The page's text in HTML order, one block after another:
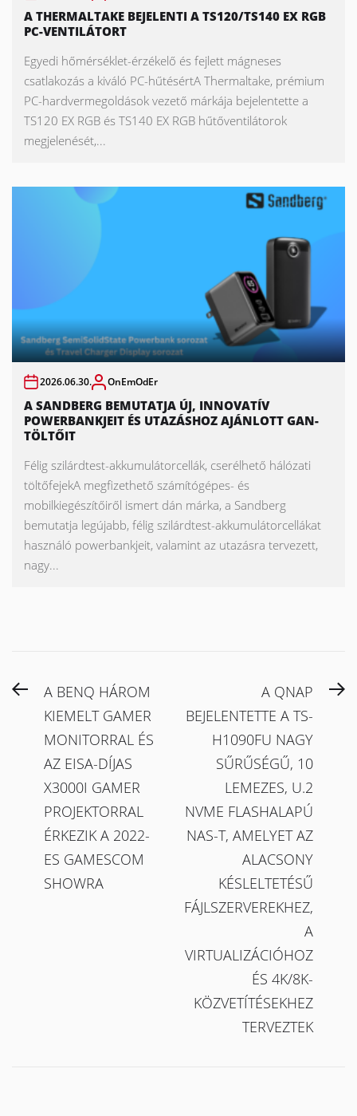
A THERMALTAKE BEJELENTI A TS120/TS140 EX RGB
PC-VENTILÁTORT
Egyedi hőmérséklet-érzékelő és fejlett mágneses
csatlakozás a kiváló PC-hűtésértA Thermaltake, prémium
PC-hardvermegoldások vezető márkája bejelentette a
TS120 EX RGB és TS140 EX RGB hűtőventilátorok
megjelenését,...
2026.06.30. OnEmOdEr
A SANDBERG BEMUTATJA ÚJ, INNOVATÍV
POWERBANKJEIT ÉS UTAZÁSHOZ AJÁNLOTT GAN-
TÖLTŐIT
Félig szilárdtest-akkumulátorcellák, cserélhető hálózati
töltőfejekA megfizethető számítógépes- és
mobilkiegészítőiről ismert dán márka, a Sandberg
bemutatja legújabb, félig szilárdtest-akkumulátorcellákat
használó powerbankjeit, valamint az utazásra tervezett,
nagy...
Bejegyzés
navigáció
PreviousA BENQ HÁROM
KIEMELT GAMER
MONITORRAL ÉS
AZ EISA-DÍJAS
X3000I GAMER
PROJEKTORRAL
ÉRKEZIK A 2022-
ES GAMESCOM
SHOWRA
A QNAP
BEJELENTETTE A TS-
H1090FU NAGY
SŰRŰSÉGŰ, 10
LEMEZES, U.2
NVME FLASHALAPÚ
NAS-T, AMELYET AZ
ALACSONY
KÉSLELTETÉSŰ
FÁJLSZERVEREKHEZ,
A
VIRTUALIZÁCIÓHOZ
ÉS 4K/8K-
KÖZVETÍTÉSEKHEZ
TERVEZTEK